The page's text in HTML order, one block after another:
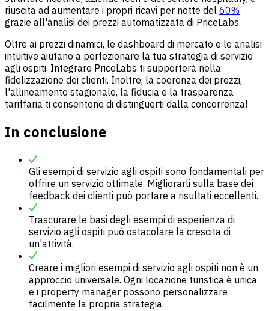
riuscita ad aumentare i propri ricavi per notte del 60%
grazie all'analisi dei prezzi automatizzata di PriceLabs.
Oltre ai prezzi dinamici, le dashboard di mercato e le analisi
intuitive aiutano a perfezionare la tua strategia di servizio
agli ospiti. Integrare PriceLabs ti supporterà nella
fidelizzazione dei clienti. Inoltre, la coerenza dei prezzi,
l'allineamento stagionale, la fiducia e la trasparenza
tariffaria ti consentono di distinguerti dalla concorrenza!
In conclusione
Gli esempi di servizio agli ospiti sono fondamentali per
offrire un servizio ottimale. Migliorarli sulla base dei
feedback dei clienti può portare a risultati eccellenti.
Trascurare le basi degli esempi di esperienza di
servizio agli ospiti può ostacolare la crescita di
un'attività.
Creare i migliori esempi di servizio agli ospiti non è un
approccio universale. Ogni locazione turistica è unica
e i property manager possono personalizzare
facilmente la propria strategia.